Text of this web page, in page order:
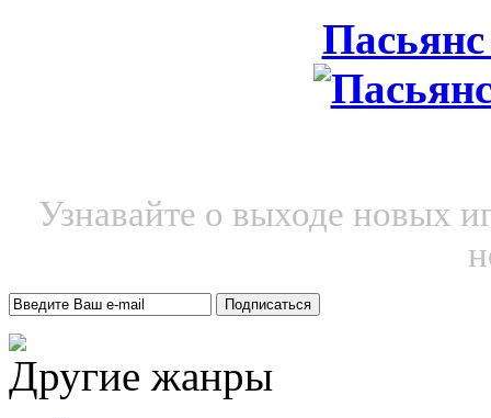
Узнавайте о выходе новых
Другие жанры